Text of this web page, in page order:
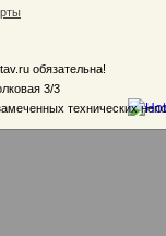
обязательна!
3/3
технических